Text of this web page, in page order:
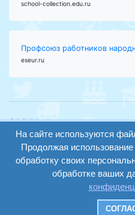
school-collection.edu.ru
Профсоюз работников
eseur.ru
ООО "Центр
образования и
консалтинга"
Волгоград 2008-
2026
На сайте используются
Продолжая
обработку своих
обработке ваших